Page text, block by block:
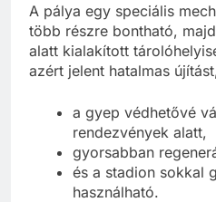
A pálya egy speciális
több részre bontható,
alatt kialakított
azért jelent hatalmas
a gyep védhetővé
rendezvények alatt,
gyorsabban
és a stadion sokkal
használható.